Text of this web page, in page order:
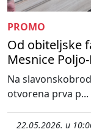
PROMO
Od obiteljske
Mesnice
Na
otvorena prva p...
22.05.2026. u